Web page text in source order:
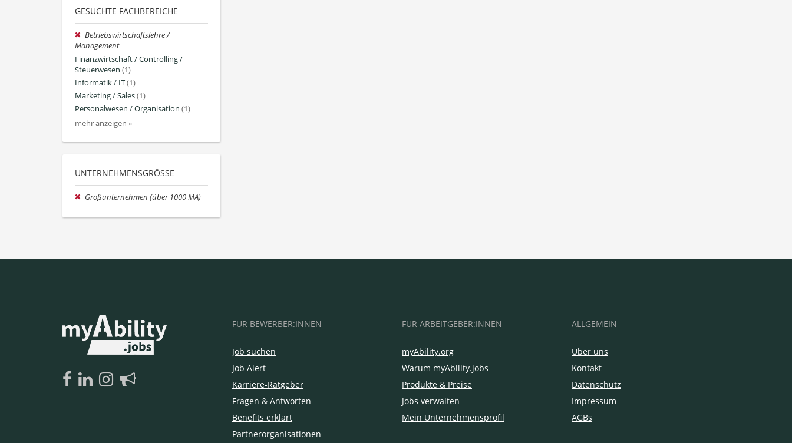
GESUCHTE FACHBEREICHE
Betriebswirtschaftslehre /
Management
Finanzwirtschaft / Controlling /
Steuerwesen (1)
Informatik / IT(1)
Marketing / Sales(1)
Personalwesen / Organisation (1)
mehr anzeigen »
UNTERNEHMENSGRÖSSE
Großunternehmen (über 1000 MA)
FÜR BEWERBER:INNEN
Job suchen
Job Alert
Karriere-Ratgeber
Fragen & Antworten
Benefits erklärt
Partnerorganisationen
FÜR ARBEITGEBER:INNEN
myAbility.org
Warum myAbility.jobs
Produkte & Preise
Jobs verwalten
Mein Unternehmensprofil
ALLGEMEIN
Über uns
Kontakt
Datenschutz
Impressum
AGBs